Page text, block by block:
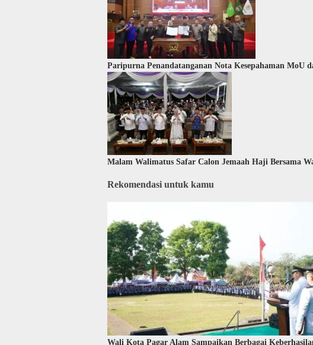
Paripurna Penandatanganan Nota Kesepahaman MoU
Malam Walimatus Safar Calon Jemaah Haji Bersama
Rekomendasi untuk kamu
Wali Kota Pagar Alam Sampaikan Berbagai